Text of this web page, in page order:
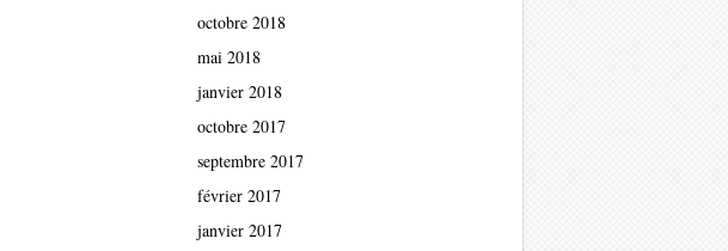
octobre 2018
mai 2018
janvier 2018
octobre 2017
septembre 2017
février 2017
janvier 2017